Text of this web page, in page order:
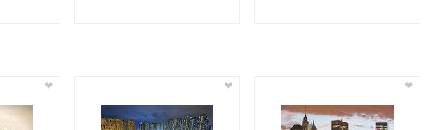
❤ ❤ ❤